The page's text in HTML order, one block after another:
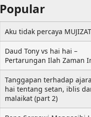
Popular
Aku tidak percaya MUJIZAT
Daud Tony vs hai hai –
Pertarungan Ilah Zaman
Tanggapan terhadap
hai tentang setan, iblis
malaikat (part 2)